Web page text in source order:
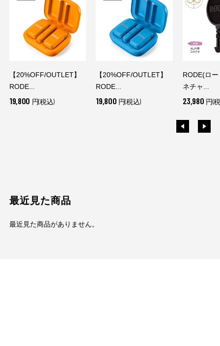
【20%OFF/OUTLET】
RODE...
19,800 円(税込)
【20%OFF/OUTLET】
RODE...
19,800 円(税込)
RODE(ロ
ネチャ...
23,980 円(
最近見た商品
最近見た商品がありません。